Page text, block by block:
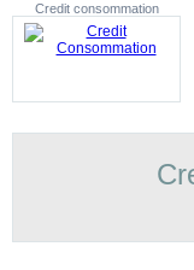
Credit consommation